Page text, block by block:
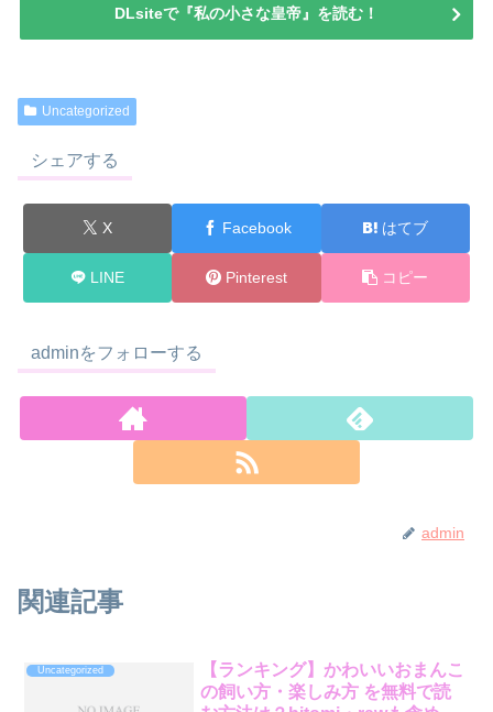
DLsiteで『私の小さな皇帝』を読む！
Uncategorized
シェアする
X Facebook はてブ
LINE Pinterest コピー
adminをフォローする
admin
関連記事
Uncategorized
【ランキング】かわいいおまんこ
の飼い方・楽しみ方 を無料で読